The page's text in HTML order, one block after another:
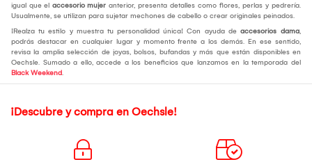
igual que el accesorio mujer anterior, presenta detalles como flores, perlas y pedrería.
Usualmente, se utilizan para sujetar mechones de cabello o crear originales peinados.
¡Realza tu estilo y muestra tu personalidad única! Con ayuda de accesorios dama,
podrás destacar en cualquier lugar y momento frente a los demás. En ese sentido,
revisa la amplia selección de joyas, bolsos, bufandas y más que están disponibles en
Oechsle. Sumado a ello, accede a los beneficios que lanzamos en la temporada del
Black Weekend.
¡Descubre y compra en Oechsle!